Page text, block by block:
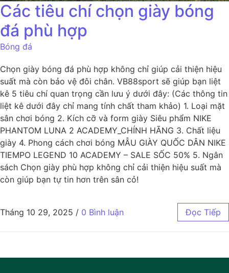
Các tiêu chí chọn giày bóng
đá phù hợp
Bóng đá
Chọn giày bóng đá phù hợp không chỉ giúp cải thiện hiệu
suất mà còn bảo vệ đôi chân. VB88sport sẽ giúp bạn liệt
kê 5 tiêu chí quan trọng cần lưu ý dưới đây: (Các thông tin
liệt kê dưới đây chỉ mang tính chất tham khảo) 1. Loại mặt
sân chơi bóng 2. Kích cỡ và form giày Siêu phẩm NIKE
PHANTOM LUNA 2 ACADEMY_CHÍNH HÃNG 3. Chất liệu
giày 4. Phong cách chơi bóng MẪU GIÀY QUỐC DÂN NIKE
TIEMPO LEGEND 10 ACADEMY – SALE SỐC 50% 5. Ngân
sách Chọn giày phù hợp không chỉ cải thiện hiệu suất mà
còn giúp bạn tự tin hơn trên sân cỏ!
Tháng 10 29, 2025 / 0 Bình luận Đọc Tiếp